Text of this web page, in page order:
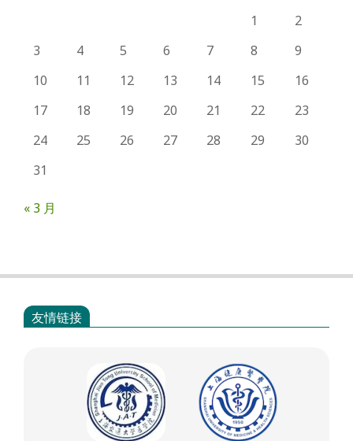
1
2
3
4 5 6 7 8
9
10
11 12 13 14 15
16
17
18 19 20 21 22
23
24
25 26 27 28 29
30
31
« 3 月
友情链接